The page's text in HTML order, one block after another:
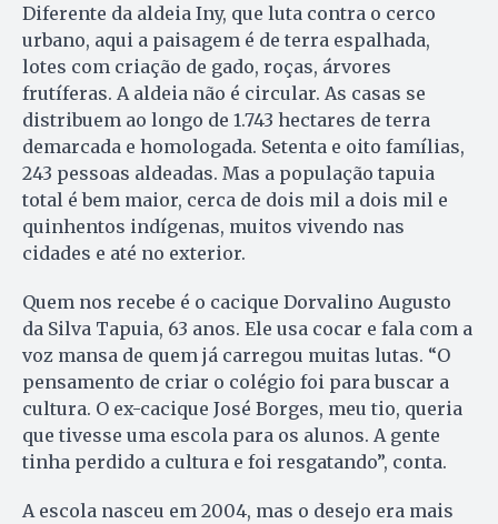
Diferente da aldeia Iny, que luta contra o cerco
urbano, aqui a paisagem é de terra espalhada,
lotes com criação de gado, roças, árvores
frutíferas. A aldeia não é circular. As casas se
distribuem ao longo de 1.743 hectares de terra
demarcada e homologada. Setenta e oito famílias,
243 pessoas aldeadas. Mas a população tapuia
total é bem maior, cerca de dois mil a dois mil e
quinhentos indígenas, muitos vivendo nas
cidades e até no exterior.
Quem nos recebe é o cacique Dorvalino Augusto
da Silva Tapuia, 63 anos. Ele usa cocar e fala com a
voz mansa de quem já carregou muitas lutas. “O
pensamento de criar o colégio foi para buscar a
cultura. O ex-cacique José Borges, meu tio, queria
que tivesse uma escola para os alunos. A gente
tinha perdido a cultura e foi resgatando”, conta.
A escola nasceu em 2004, mas o desejo era mais